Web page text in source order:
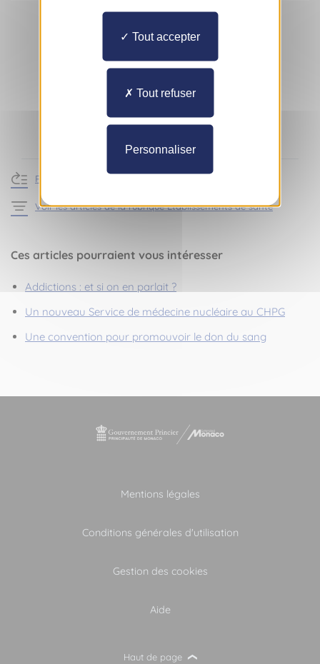
Retour à l'actualité
Voir les articles de la rubrique Etablissements de santé
Ces articles pourraient vous intéresser
Addictions : et si on en parlait ?
Un nouveau Service de médecine nucléaire au CHPG
Une convention pour promouvoir le don du sang
Mentions légales
Conditions générales d'utilisation
Gestion des cookies
Aide
Haut de page
Tout accepter
Tout refuser
Personnaliser